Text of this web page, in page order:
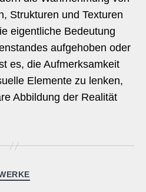
Strukturen und Texturen
eigentliche Bedeutung
aufgehoben oder
es, die Aufmerksamkeit
Elemente zu lenken,
Abbildung der Realität
Kategorien